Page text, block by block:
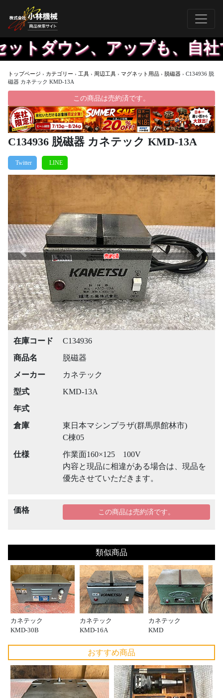
ウン、アップも、自社で
トップページ › カテゴリー › 工具 › 周辺工具 › マグネット用品 › 脱磁器 › C134936 脱
磁器 カネテック KMD-13A
この商品は売約済です。
C134936 脱磁器 カネテック KMD-13A
売約済
Previous Next
在庫コード
C134936
商品名
脱磁器
メーカー
カネテック
型式
KMD-13A
年式
倉庫
東日本マシンプラザ(群馬県館林市)
C棟05
仕様
作業面160×125 100V
内容と現品に相違がある場合は、現品を
優先させていただきます。
価格 この商品は売約済です。
類似商品
カネテック
KMD-30B
カネテック
KMD-16A
カネテック
KMD
おすすめ商品